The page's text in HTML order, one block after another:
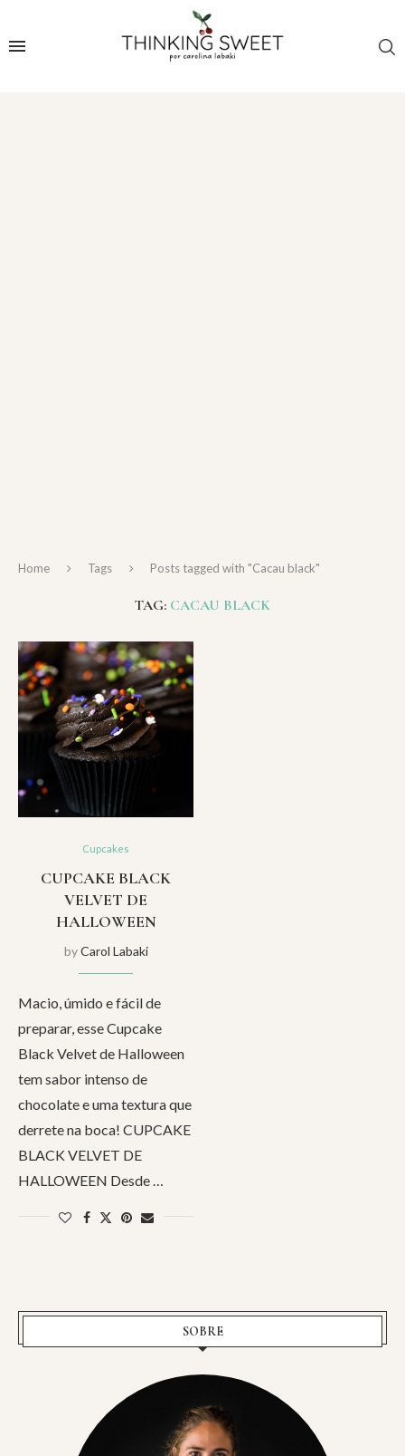
Home Tags Posts tagged with "Cacau black"
TAG: CACAU BLACK
Cupcakes
CUPCAKE BLACK
VELVET DE
HALLOWEEN
byCarol Labaki
Macio, úmido e fácil de
preparar, esse Cupcake
Black Velvet de Halloween
tem sabor intenso de
chocolate e uma textura que
derrete na boca! CUPCAKE
BLACK VELVET DE
HALLOWEEN Desde …
SOBRE